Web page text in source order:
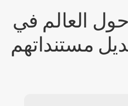
العالم في